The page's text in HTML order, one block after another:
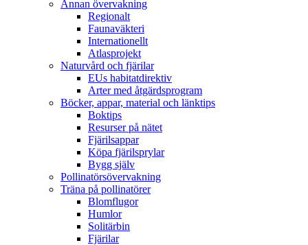
Annan övervakning
Regionalt
Faunaväkteri
Internationellt
Atlasprojekt
Naturvård och fjärilar
EUs habitatdirektiv
Arter med åtgärdsprogram
Böcker, appar, material och länktips
Boktips
Resurser på nätet
Fjärilsappar
Köpa fjärilsprylar
Bygg själv
Pollinatörsövervakning
Träna på pollinatörer
Blomflugor
Humlor
Solitärbin
Fjärilar